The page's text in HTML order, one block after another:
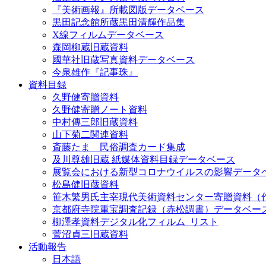
『美術画報』所載図版データベース
黒田記念館所蔵黒田清輝作品集
X線フィルムデータベース
森岡柳蔵旧蔵資料
國華社旧蔵写真資料データベース
今泉雄作『記事珠』
資料目録
久野健寄贈資料
久野健寄贈ノート資料
中村傳三郎旧蔵資料
山下菊二関連資料
斎藤たま 民俗調査カード集成
及川尊雄旧蔵 紙媒体資料目録データベース
展覧会における新型コロナウイルスの影響データ
松島健旧蔵資料
笹木繁男氏主宰現代美術資料センター寄贈資料（
京都府寺院重宝調査記録（赤松調書）データベー
柳澤孝資料デジタル化フィルム_リスト
菅沼貞三旧蔵資料
活動報告
日本語